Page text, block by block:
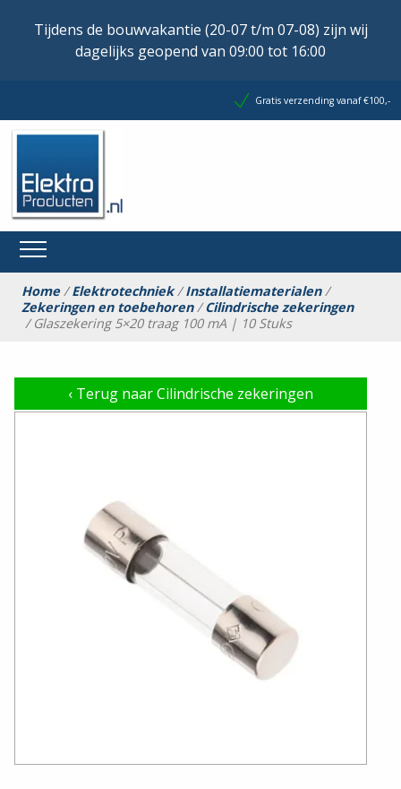
Tijdens de bouwvakantie (20-07 t/m 07-08) zijn wij
dagelijks geopend van 09:00 tot 16:00
Gratis verzending vanaf €100,-
Home/Elektrotechniek/Installatiematerialen/
Zekeringen en toebehoren/Cilindrische zekeringen
/ Glaszekering 5×20 traag 100 mA | 10 Stuks
‹ Terug naar Cilindrische zekeringen